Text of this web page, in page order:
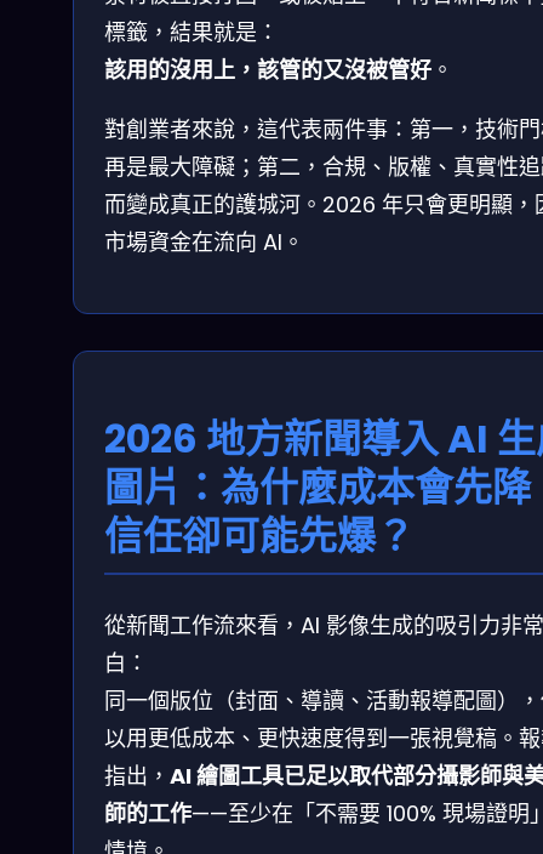
標籤，結果就是：
該用的沒用上，該管的又沒被管好 。
對創業者來說，這代表兩件事：第一，技術
再是最大障礙；第二，合規、版權、真實性
而變成真正的護城河。2026 年只會更明顯，
市場資金在流向 AI。
2026 地方新聞導入 AI
圖片：為什麼成本會先降
信任卻可能先爆？
從新聞工作流來看，AI 影像生成的吸引力非
白：
同一個版位（封面、導讀、活動報導配圖）
以用更低成本、更快速度得到一張視覺稿。
指出， AI 繪圖工具已足以取代部分攝影師與
師的工作——至少在「不需要 100% 現場證明